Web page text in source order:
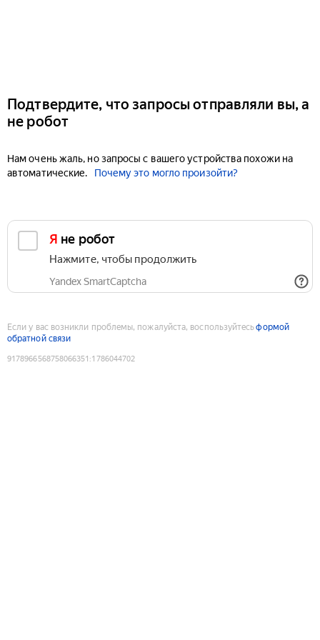
Подтвердите, что запросы отправляли вы, а
не робот
Нам очень жаль, но запросы с вашего устройства похожи на
автоматические.
Почему это могло произойти?
Я не робот
Нажмите, чтобы продолжить
Yandex SmartCaptcha
Если у вас возникли проблемы, пожалуйста, воспользуйтесьформой
обратной связи
9178966568758066351 :1786044702